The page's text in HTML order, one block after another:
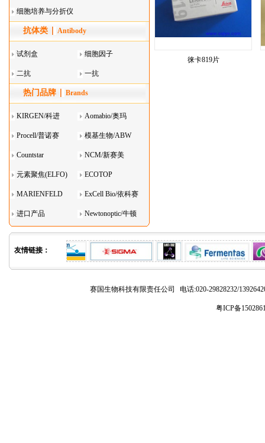
细胞培养与分折仪
器叠
抗体类 Antibody
试剂盒 细胞因子
二抗 一抗
热门品牌 Brands
KIRGEN/科进 Aomabio/奥玛
Procell/普诺赛 模基生物/ABW
Countstar NCM/新赛美
元素聚焦(ELFO) ECOTOP
MARIENFELD ExCell Bio/依科赛
进口产品 Newtonoptic/牛顿
光学
徕卡819片
友情链接：
赛国生物科技有限责任公司 电话:020-29828232/
粤ICP备